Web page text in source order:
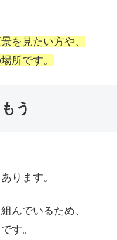
を見たい方や、
所です。
う
ります。
んでいるため、
す。